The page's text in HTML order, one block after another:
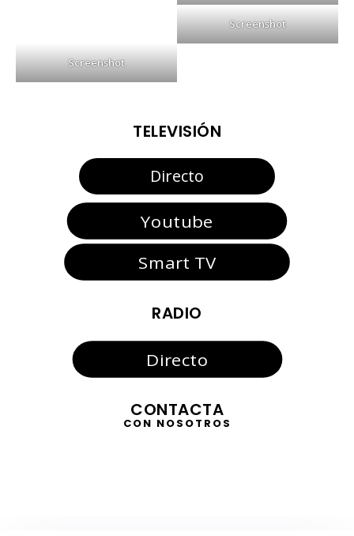
Screenshot
Screenshot
TELEVISIÓN
Directo
Youtube
Smart TV
RADIO
Directo
CONTACTA
CON NOSOTROS